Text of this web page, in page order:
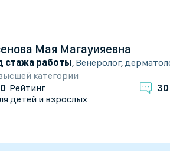
Мая Магауияевна
стажа работы, Венеролог,
категории
Рейтинг 30
детей и взрослых